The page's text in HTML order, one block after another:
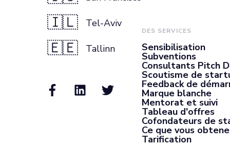
🇮🇱 Tel-Aviv
🇪🇪 Tallinn
DES SERVICES
Sensibilisation
Subventions
Consultants Pitch
Scoutisme de
Feedback de
Marque blanche
Mentorat et suivi
Tableau d'offres
Cofondateurs de
Ce que vous
Tarification